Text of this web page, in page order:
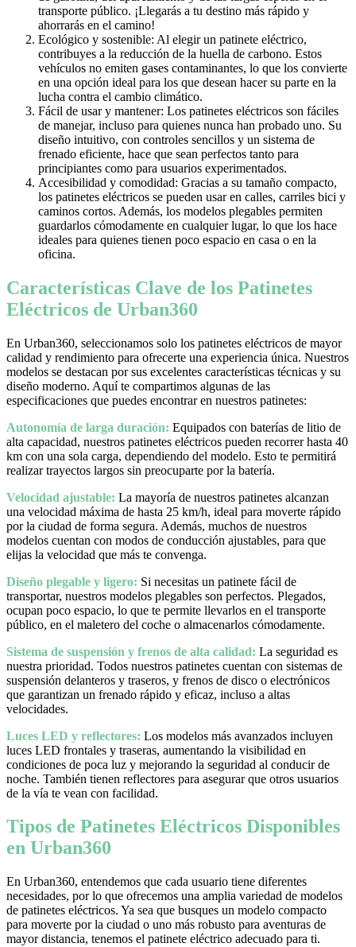
transporte público. ¡Llegarás a tu destino más rápido y
ahorrarás en el camino!
Ecológico y sostenible: Al elegir un patinete eléctrico,
contribuyes a la reducción de la huella de carbono. Estos
vehículos no emiten gases contaminantes, lo que los convierte
en una opción ideal para los que desean hacer su parte en la
lucha contra el cambio climático.
Fácil de usar y mantener: Los patinetes eléctricos son fáciles
de manejar, incluso para quienes nunca han probado uno. Su
diseño intuitivo, con controles sencillos y un sistema de
frenado eficiente, hace que sean perfectos tanto para
principiantes como para usuarios experimentados.
Accesibilidad y comodidad: Gracias a su tamaño compacto,
los patinetes eléctricos se pueden usar en calles, carriles bici y
caminos cortos. Además, los modelos plegables permiten
guardarlos cómodamente en cualquier lugar, lo que los hace
ideales para quienes tienen poco espacio en casa o en la
oficina.
Características Clave de los Patinetes
Eléctricos de Urban360
En Urban360, seleccionamos solo los patinetes eléctricos de mayor
calidad y rendimiento para ofrecerte una experiencia única. Nuestros
modelos se destacan por sus excelentes características técnicas y su
diseño moderno. Aquí te compartimos algunas de las
especificaciones que puedes encontrar en nuestros patinetes:
Autonomía de larga duración: Equipados con baterías de litio de
alta capacidad, nuestros patinetes eléctricos pueden recorrer hasta 40
km con una sola carga, dependiendo del modelo. Esto te permitirá
realizar trayectos largos sin preocuparte por la batería.
Velocidad ajustable: La mayoría de nuestros patinetes alcanzan
una velocidad máxima de hasta 25 km/h, ideal para moverte rápido
por la ciudad de forma segura. Además, muchos de nuestros
modelos cuentan con modos de conducción ajustables, para que
elijas la velocidad que más te convenga.
Diseño plegable y ligero: Si necesitas un patinete fácil de
transportar, nuestros modelos plegables son perfectos. Plegados,
ocupan poco espacio, lo que te permite llevarlos en el transporte
público, en el maletero del coche o almacenarlos cómodamente.
Sistema de suspensión y frenos de alta calidad: La seguridad es
nuestra prioridad. Todos nuestros patinetes cuentan con sistemas de
suspensión delanteros y traseros, y frenos de disco o electrónicos
que garantizan un frenado rápido y eficaz, incluso a altas
velocidades.
Luces LED y reflectores: Los modelos más avanzados incluyen
luces LED frontales y traseras, aumentando la visibilidad en
condiciones de poca luz y mejorando la seguridad al conducir de
noche. También tienen reflectores para asegurar que otros usuarios
de la vía te vean con facilidad.
Tipos de Patinetes Eléctricos Disponibles
en Urban360
En Urban360, entendemos que cada usuario tiene diferentes
necesidades, por lo que ofrecemos una amplia variedad de modelos
de patinetes eléctricos. Ya sea que busques un modelo compacto
para moverte por la ciudad o uno más robusto para aventuras de
mayor distancia, tenemos el patinete eléctrico adecuado para ti.